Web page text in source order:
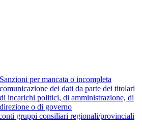
Sanzioni per mancata o incompleta
comunicazione dei dati da parte dei titolari
di incarichi politici, di amministrazione, di
direzione o di governo
gruppi consiliari regionali/provinciali